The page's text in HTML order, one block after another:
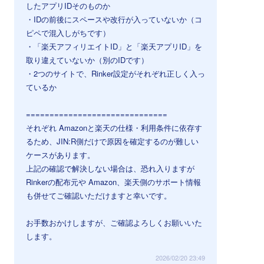
したアプリIDそのものか
・IDの前後にスペースや改行が入っていないか（コ
ピペで混入しがちです）
・「楽天アフィリエイトID」と「楽天アプリID」を
取り違えていないか（別のIDです）
・2つのサイトで、Rinker設定がそれぞれ正しく入っ
ているか
==============================
それぞれ Amazonと楽天の仕様・利用条件に依存す
るため、JIN:R側だけで原因を確定するのが難しい
ケースがあります。
上記の確認で解決しない場合は、恐れ入りますが
Rinkerの配布元や Amazon、楽天側のサポート情報
も併せてご確認いただけますと幸いです。
お手数おかけしますが、ご確認よろしくお願いいた
します。
2026/02/20 23:49